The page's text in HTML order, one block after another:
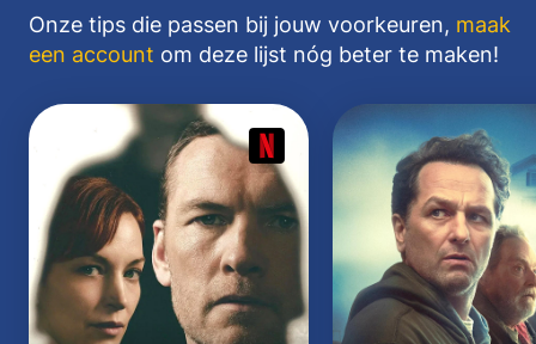
Onze tips die passen bij jouw voorkeuren, maak
een account om deze lijst nóg beter te maken!